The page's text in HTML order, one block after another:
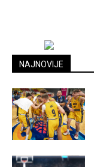
NAJNOVIJE